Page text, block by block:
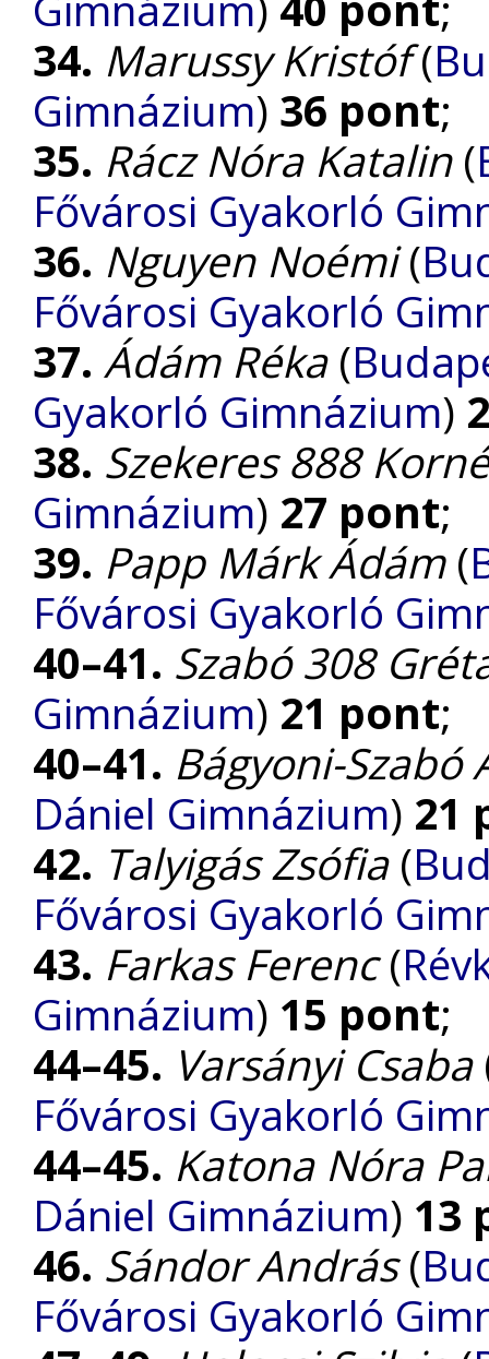
34. Marussy Kristóf(
Gimnázium) 36 pont;
35. Rácz Nóra Katalin(
Fővárosi Gyakorló
36. Nguyen Noémi(
Fővárosi Gyakorló
37. Ádám Réka(
Gyakorló Gimnázium)
38. Szekeres 888
Gimnázium) 27 pont;
39. Papp Márk Ádám(
Fővárosi Gyakorló
40–41. Szabó 308
Gimnázium) 21 pont;
40–41. Bágyoni-Szabó
Dániel Gimnázium) 21
42. Talyigás Zsófia(
Fővárosi Gyakorló
43. Farkas Ferenc(
Gimnázium) 15 pont;
44–45. Varsányi Csaba
Fővárosi Gyakorló
44–45. Katona Nóra
Dániel Gimnázium) 13
46. Sándor András(
Fővárosi Gyakorló